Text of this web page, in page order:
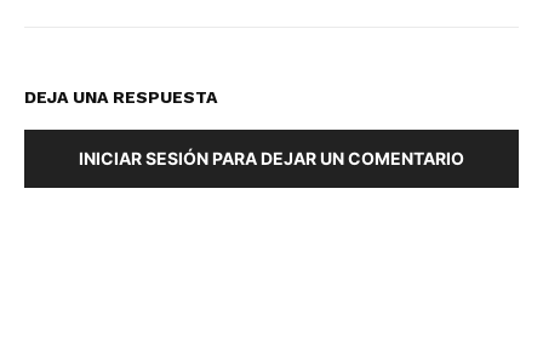
DEJA UNA RESPUESTA
INICIAR SESIÓN PARA DEJAR UN COMENTARIO